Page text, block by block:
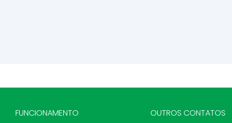
FUNCIONAMENTO
OUTROS CONTATOS